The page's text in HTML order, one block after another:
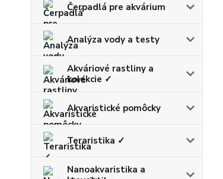
Čerpadlá pre akvárium
Analýza vody a testy
Akváriové rastliny a
kolekcie ✓
Akvaristické pomôcky
Teraristika ✓
Nanoakvaristika a